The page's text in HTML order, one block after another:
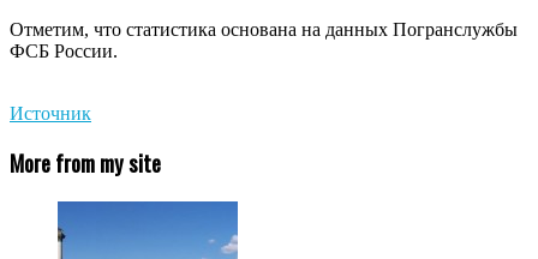
Отметим, что статистика основана на данных Погранслужбы
ФСБ России.
Источник
More from my site